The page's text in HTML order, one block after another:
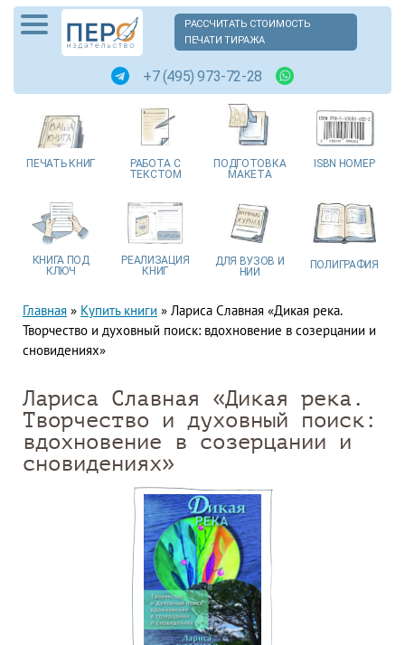
РАССЧИТАТЬ СТОИМОСТЬ
ПЕЧАТИ ТИРАЖА
+7 (495) 973-72-28
ПЕЧАТЬ КНИГ РАБОТА С
ТЕКСТОМ
ПОДГОТОВКА
МАКЕТА
ISBN НОМЕР
КНИГА ПОД
КЛЮЧ
РЕАЛИЗАЦИЯ
КНИГ
ДЛЯ ВУЗОВ И
НИИ
ПОЛИГРАФИЯ
Главная » Купить книги » Лариса Славная «Дикая река.
Творчество и духовный поиск: вдохновение в созерцании и
сновидениях»
Лариса Славная «Дикая река.
Творчество и духовный поиск:
вдохновение в созерцании и
сновидениях»